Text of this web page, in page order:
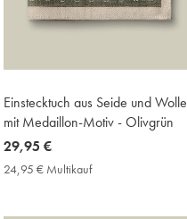
Einstecktuch aus Seide und Wolle
mit Medaillon-Motiv - Olivgrün
now
29,95
29,95 €
24,95 € Multikauf24,95